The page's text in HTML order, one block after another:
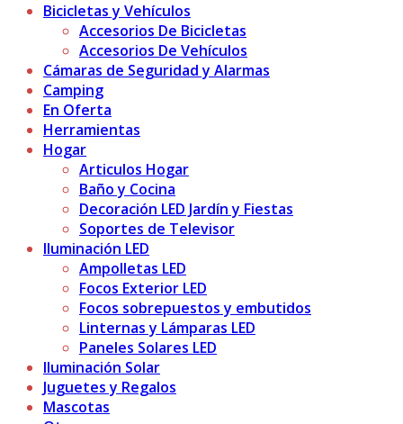
Bicicletas y Vehículos
Accesorios De Bicicletas
Accesorios De Vehículos
Cámaras de Seguridad y Alarmas
Camping
En Oferta
Herramientas
Hogar
Articulos Hogar
Baño y Cocina
Decoración LED Jardín y Fiestas
Soportes de Televisor
Iluminación LED
Ampolletas LED
Focos Exterior LED
Focos sobrepuestos y embutidos
Linternas y Lámparas LED
Paneles Solares LED
Iluminación Solar
Juguetes y Regalos
Mascotas